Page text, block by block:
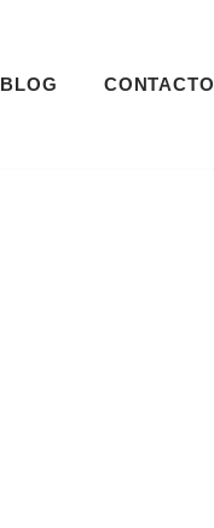
BLOG CONTACTO